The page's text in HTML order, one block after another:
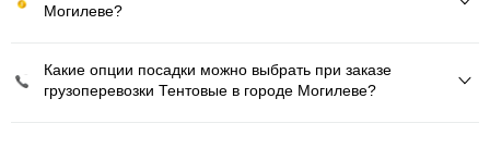
Могилеве?
Какие опции посадки можно выбрать при заказе
грузоперевозки Тентовые в городе Могилеве?